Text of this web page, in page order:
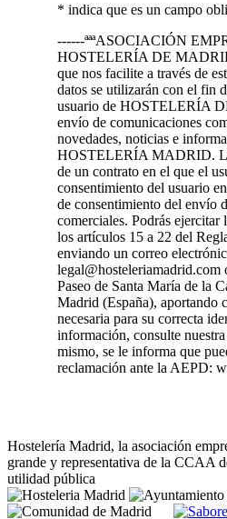
* indica que es un campo
------ªªªASOCIACIÓN
HOSTELERÍA DE
que nos facilite a través de
datos se utilizarán con el fin
usuario de HOSTELERÍA
envío de comunicaciones
novedades, noticias e
HOSTELERÍA MADRID.
de un contrato en el que el
consentimiento del usuario
de consentimiento del envío
comerciales. Podrás ejercitar
los artículos 15 a 22 del
enviando un correo
legal@hosteleriamadrid.com
Paseo de Santa María de la
Madrid (España), aportando
necesaria para su correcta
información, consulte
mismo, se le informa que
reclamación ante la AEPD:
Hostelería Madrid, la asociación
grande y representativa de la CCAA
utilidad pública